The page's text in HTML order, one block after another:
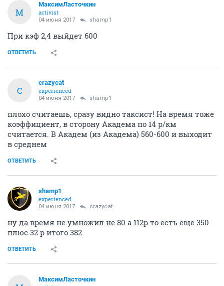
М
МаксимЛасточкин
activist
04 июня 2017 shamp1
При кэф 2,4 выйдет 600
ОТВЕТИТЬ
C
crazycat
experienced
04 июня 2017 shamp1
плохо считаешь, сразу видно таксист! На время тоже
коэффициент, в сторону Академа по 14 р/км
считается. В Академ (из Академа) 560-600 и выходит
в среднем
ОТВЕТИТЬ
shamp1
experienced
04 июня 2017 crazycat
ну да время не умножил не 80 а 112р то есть ещё 350
плюс 32 р итого 382
ОТВЕТИТЬ
МаксимЛасточкин